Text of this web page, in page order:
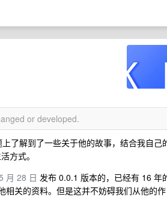
or developed.
了解到了一些关于他的故事，结合我自己
方式。
月 28 日 发布 0.0.1 版本的，已经有 16 年
相关的资料。但是这并不妨碍我们从他的作